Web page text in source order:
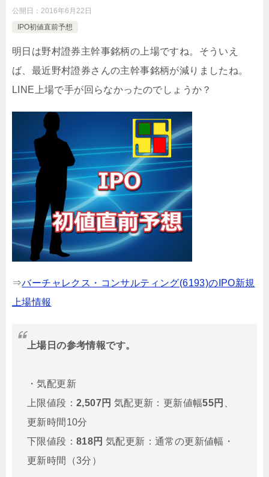
公開日： 2016年6月22日
IPO初値直前予想
明日は野村證券主幹事銘柄の上場ですね。そういえ
ば、最近野村證券さんの主幹事銘柄が減りましたね。
LINE上場で手が回らなかったのでしょうか？
⇒バーチャレクス・コンサルティング(6193)のIPO新規
上場情報
上場日の参考情報です。
・気配更新
上限値段： 2,507円 気配更新：更新値幅55円
更新時間10分
下限値段： 818円 気配更新：通常の更新値幅・
更新時間（3分）